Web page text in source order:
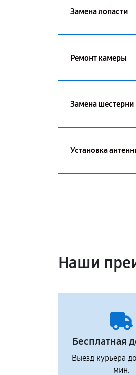
Замена лопасти
Ремонт камеры
Замена шестерни
Установка
Наши
Бесплатная
Выезд курьера
мин.